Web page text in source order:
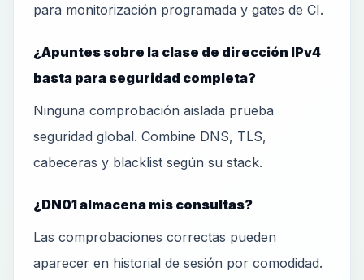
para monitorización programada y gates de CI.
¿Apuntes sobre la clase de dirección IPv4
basta para seguridad completa?
Ninguna comprobación aislada prueba
seguridad global. Combine DNS, TLS,
cabeceras y blacklist según su stack.
¿DN01 almacena mis consultas?
Las comprobaciones correctas pueden
aparecer en historial de sesión por comodidad.